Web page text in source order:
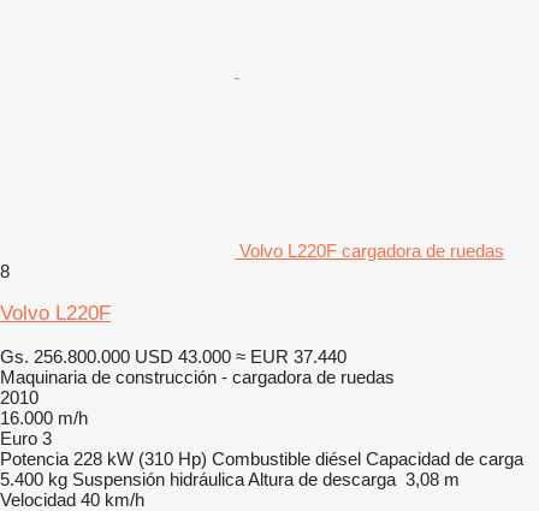
Volvo L220F cargadora de ruedas
8
Volvo L220F
Gs. 256.800.000 USD 43.000 ≈ EUR 37.440
Maquinaria de construcción - cargadora de ruedas
2010
16.000 m/h
Euro 3
Potencia 228 kW (310 Hp) Combustible diésel Capacidad de carga
5.400 kg Suspensión hidráulicaAltura de descarga 3,08 m
Velocidad 40 km/h